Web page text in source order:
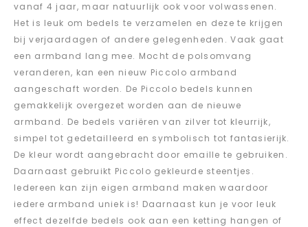
vanaf 4 jaar, maar natuurlijk ook voor volwassenen.
Het is leuk om bedels te verzamelen en deze te krijgen
bij verjaardagen of andere gelegenheden. Vaak gaat
een armband lang mee. Mocht de polsomvang
veranderen, kan een nieuw Piccolo armband
aangeschaft worden. De Piccolo bedels kunnen
gemakkelijk overgezet worden aan de nieuwe
armband. De bedels variëren van zilver tot kleurrijk,
simpel tot gedetailleerd en symbolisch tot fantasierijk.
De kleur wordt aangebracht door emaille te gebruiken.
Daarnaast gebruikt Piccolo gekleurde steentjes.
Iedereen kan zijn eigen armband maken waardoor
iedere armband uniek is! Daarnaast kun je voor leuk
effect dezelfde bedels ook aan een ketting hangen of